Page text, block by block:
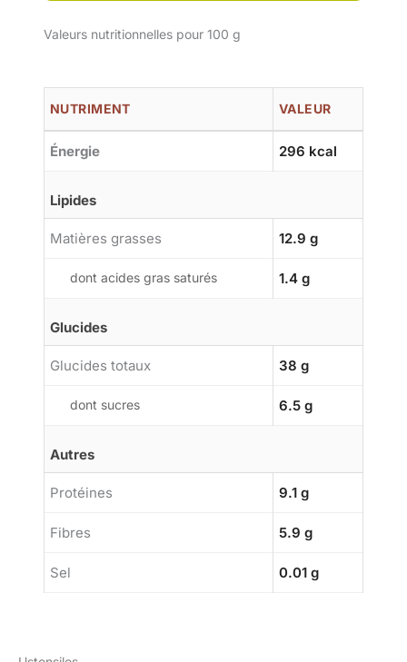
Valeurs nutritionnelles pour 100 g
NUTRIMENT VALEUR
Énergie 296 kcal
Lipides
Matières grasses 12.9 g
dont acides gras saturés 1.4 g
Glucides
Glucides totaux 38 g
dont sucres 6.5 g
Autres
Protéines 9.1 g
Fibres 5.9 g
Sel 0.01 g